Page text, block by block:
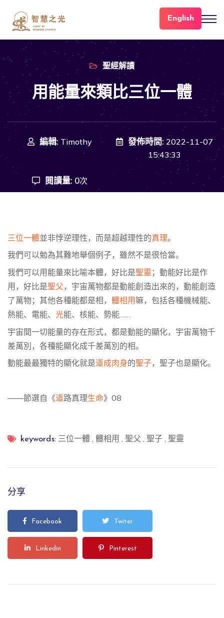
English
聖經解讀
用能量來類比三位一體
編輯: Timothy 發佈時間: 2022-11-07
15:43:33
閱讀量: 0次
三位一體並非悖逆理性，而是超越理性的真理。
我們可以勉為其難地舉個例子，雖然不是很恰當。
我們可以用能量來比喻本體，好比是聖靈 ；動能好比是作
用，好比是聖父 ，宇宙萬物都是動能創造出來的，動能創造
了萬物；其他各種能都是相， 體相用嘛，包括各種機械能、
熱能、電能、 光能、核能、勢能……
宇宙間一切能量的存在形式，都是動能的顯化，宇宙萬物千
差萬別，各種能顯化成千差萬別的相。
動能最最獨特的顯化就是道成肉身的聖子，聖子也是顯化。
——節選自《道路真理生命》 08
keywords: 三位一體 體相用 聖父 聖子 聖靈
分享
Facebook Twiter
Linkedin Pinterest